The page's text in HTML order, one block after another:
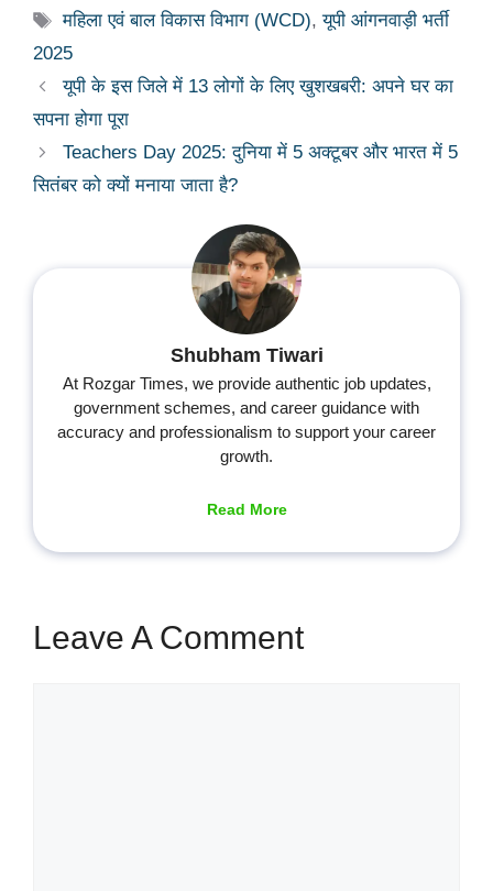
Tags
महिला एवं बाल विकास विभाग (WCD),यूपी आंगनवाड़ी भर्ती
2025
यूपी के इस जिले में 13 लोगों के लिए खुशखबरी: अपने घर का
सपना होगा पूरा
Teachers Day 2025: दुनिया में 5 अक्टूबर और भारत में 5
सितंबर को क्यों मनाया जाता है?
Shubham Tiwari
At Rozgar Times, we provide authentic job updates,
government schemes, and career guidance with
accuracy and professionalism to support your career
growth.
Read More
Leave A Comment